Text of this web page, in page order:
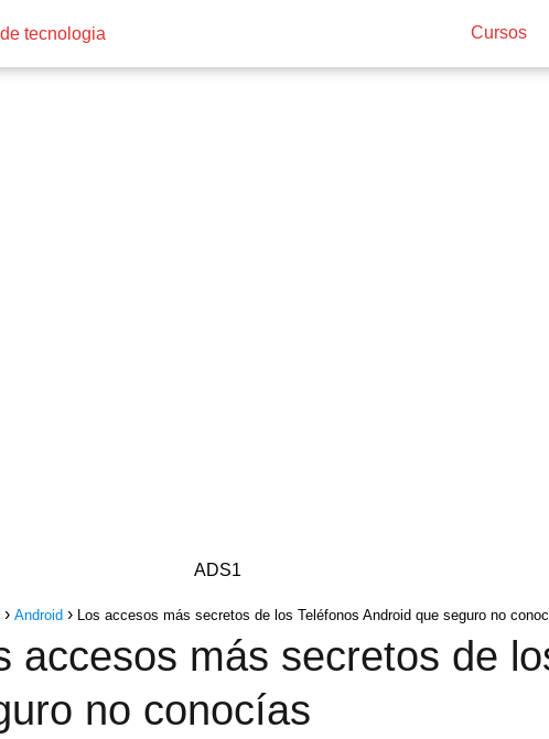
Cursos
ADS1
Android Los accesos más secretos de los Teléfonos Android que seguro no
accesos más secretos de
no conocías